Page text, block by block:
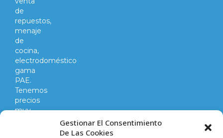
Gestionar El Consentimiento
De Las Cookies
de
repuestos,
menaje
de
cocina,
electrodoméstico
gama
PAE.
Tenemos
precios
muy
competitivos